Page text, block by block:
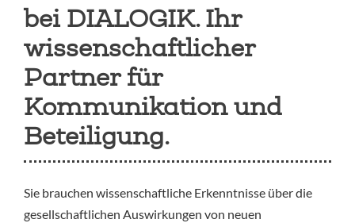
bei DIALOGIK. Ihr
wissenschaftlicher
Partner für
Kommunikation und
Beteiligung.
Sie brauchen wissenschaftliche Erkenntnisse über die
gesellschaftlichen Auswirkungen von neuen